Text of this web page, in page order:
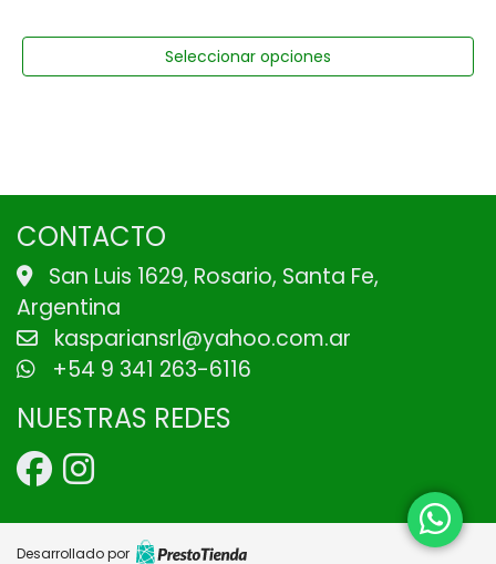
Seleccionar opciones
CONTACTO
San Luis 1629, Rosario, Santa Fe,
Argentina
kaspariansrl@yahoo.com.ar
+54 9 341 263-6116
NUESTRAS REDES
Desarrollado por